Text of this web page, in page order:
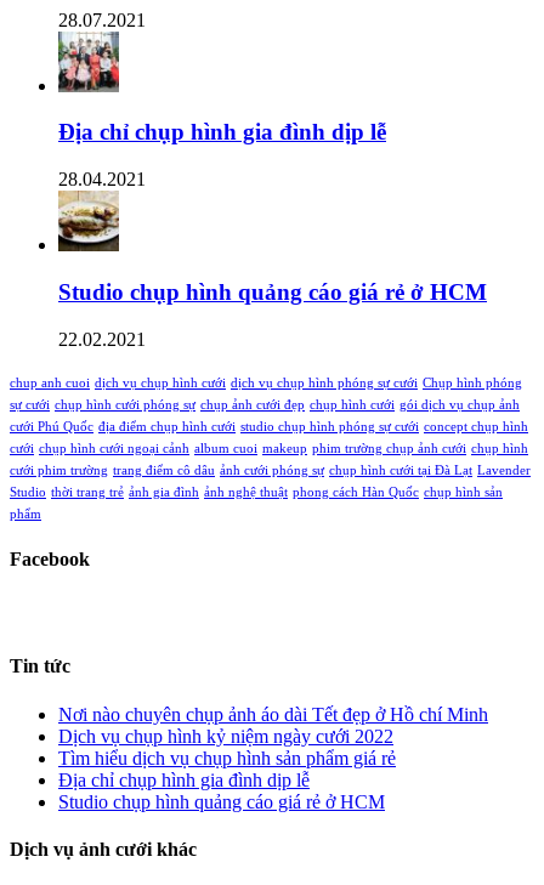
28.07.2021
Địa chỉ chụp hình gia đình dịp lễ
28.04.2021
Studio chụp hình quảng cáo giá rẻ ở HCM
22.02.2021
chup anh cuoi dịch vụ chụp hình cưới dịch vụ chụp hình phóng sự cưới Chụp hình phóng
sự cưới chụp hình cưới phóng sự chụp ảnh cưới đẹp chụp hình cưới gói dịch vụ chụp ảnh
cưới Phú Quốc địa điểm chụp hình cưới studio chụp hình phóng sự cưới concept chụp hình
cưới chụp hình cưới ngoại cảnh album cuoi makeup phim trường chụp ảnh cưới chụp hình
cưới phim trường trang điểm cô dâu ảnh cưới phóng sự chụp hình cưới tại Đà Lạt Lavender
Studio thời trang trẻ ảnh gia đình ảnh nghệ thuật phong cách Hàn Quốc chụp hình sản
phẩm
Facebook
Tin tức
Nơi nào chuyên chụp ảnh áo dài Tết đẹp ở Hồ chí Minh
Dịch vụ chụp hình kỷ niệm ngày cưới 2022
Tìm hiểu dịch vụ chụp hình sản phẩm giá rẻ
Địa chỉ chụp hình gia đình dịp lễ
Studio chụp hình quảng cáo giá rẻ ở HCM
Dịch vụ ảnh cưới khác